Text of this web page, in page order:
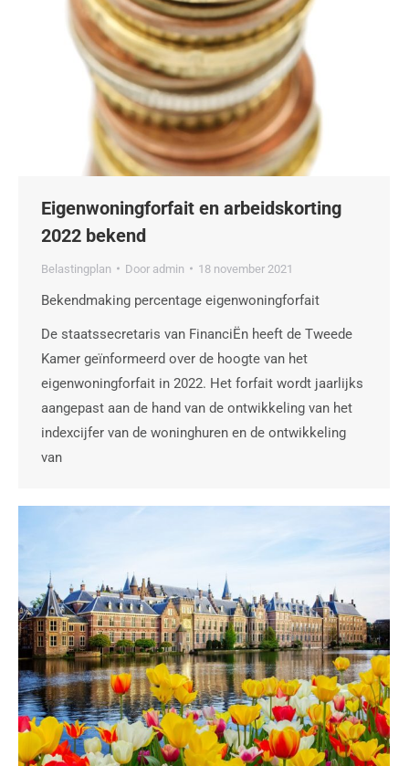
Eigenwoningforfait en arbeidskorting
2022 bekend
Belastingplan Door admin 18 november 2021
Bekendmaking percentage eigenwoningforfait
De staatssecretaris van FinanciËn heeft de Tweede
Kamer geïnformeerd over de hoogte van het
eigenwoningforfait in 2022. Het forfait wordt jaarlijks
aangepast aan de hand van de ontwikkeling van het
indexcijfer van de woninghuren en de ontwikkeling
van